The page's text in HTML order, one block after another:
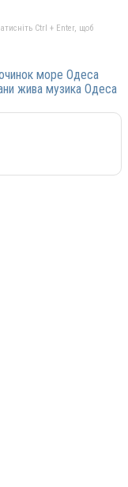
Ctrl + Enter, щоб
море Одеса
жива музика Одеса